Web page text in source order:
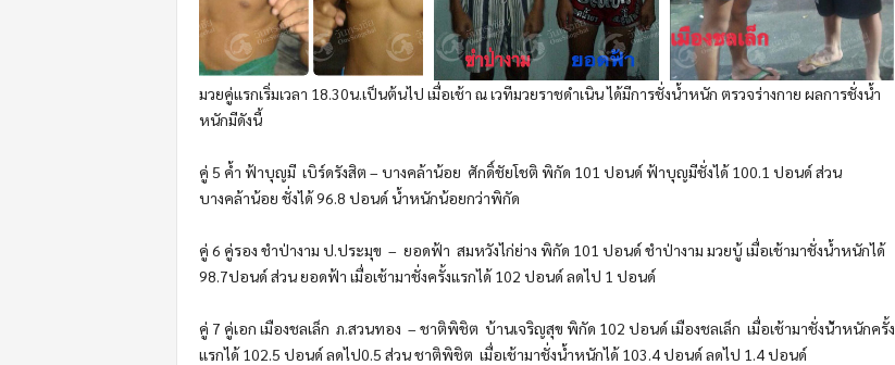
มวยคู่แรกเริ่มเวลา 18.30น.เป็นต้นไป เมื่อเช้า ณ เวทีมวยราชดำเนิน ได้มีการชั่งน้ำหนัก ตรวจร่างกาย ผลการชั่งน้ำ
หนักมีดังนี้
คู่ 5 ค้ำ ฟ้าบุญมี เบิร์ดรังสิต – บางคล้าน้อย ศักดิ์ชัยโชติ พิกัด 101 ปอนด์ ฟ้าบุญมีชั่งได้100.1 ปอนด์ ส่วน
บางคล้าน้อย ชั่งได้96.8 ปอนด์ น้ำหนักน้อยกว่าพิกัด
คู่ 6 คู่รอง ชำป่างาม ป.ประมุข – ยอดฟ้า สมหวังไก่ย่าง พิกัด 101 ปอนด์ ชำป่างาม มวยบู้ เมื่อเช้ามาชั่งน้ำหนักได้
98.7ปอนด์ ส่วน ยอดฟ้า เมื่อเช้ามาชั่งครั้งแรกได้ 102 ปอนด์ ลดไป 1 ปอนด์
คู่ 7 คู่เอก เมืองชลเล็ก ภ.สวนทอง – ชาติพิชิต บ้านเจริญสุข พิกัด 102 ปอนด์เมืองชลเล็ก เมื่อเช้ามาชั่งน้ำหนักครั้ง
แรกได้102.5 ปอนด์ ลดไป0.5 ส่วนชาติพิชิต เมื่อเช้ามาชั่งน้ำหนักได้103.4ปอนด์ ลดไป 1.4ปอนด์